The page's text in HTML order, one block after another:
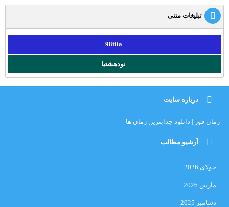
تبلیغات متنی
98iiia
نودهشتیا
درباره سایت
رمان فور | دانلود جذابترین رمان ها
آرشیو مطالب
جولای 2026
مارس 2026
دسامبر 2025